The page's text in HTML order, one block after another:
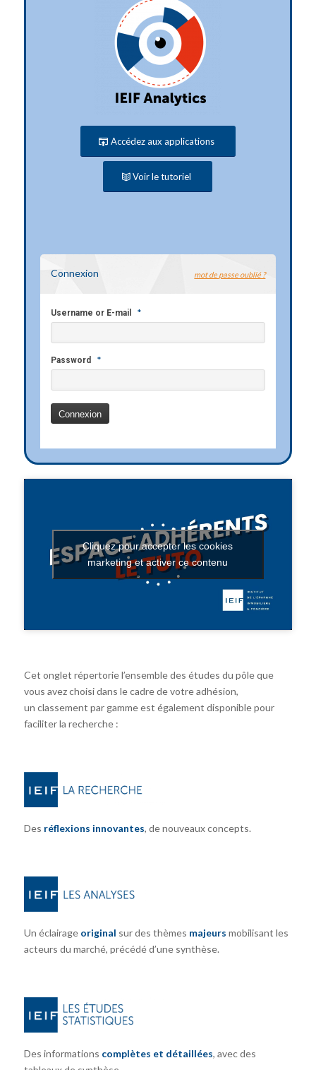
Accédez aux applications
Voir le tutoriel
Connexion mot de passe oublié ?
Username or E-mail *
Password *
Cliquez pour accepter les cookies
marketing et activer ce contenu
Cet onglet répertorie l’ensemble des études du pôle que
vous avez choisi dans le cadre de votre adhésion,
un classement par gamme est également disponible pour
faciliter la recherche :
Des réflexions innovantes, de nouveaux concepts.
Un éclairage original sur des thèmes majeurs mobilisant les
acteurs du marché, précédé d’une synthèse.
Des informations complètes et détaillées, avec des